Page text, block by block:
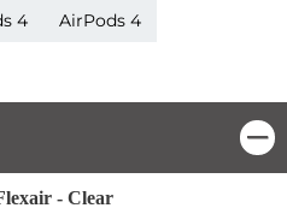
4 AirPods 4
- Clear